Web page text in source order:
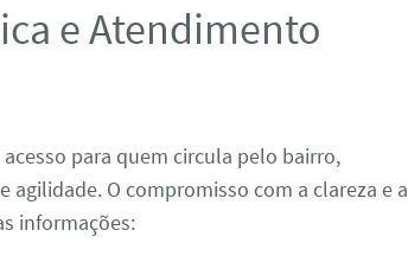
e Atendimento
para quem circula pelo bairro,
O compromisso com a clareza e a
informações: